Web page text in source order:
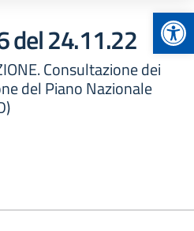
del 24.11.22
Consultazione dei
del Piano Nazionale